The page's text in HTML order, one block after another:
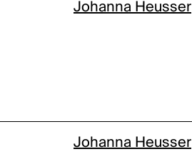
Johanna Heusser
Johanna Heusser